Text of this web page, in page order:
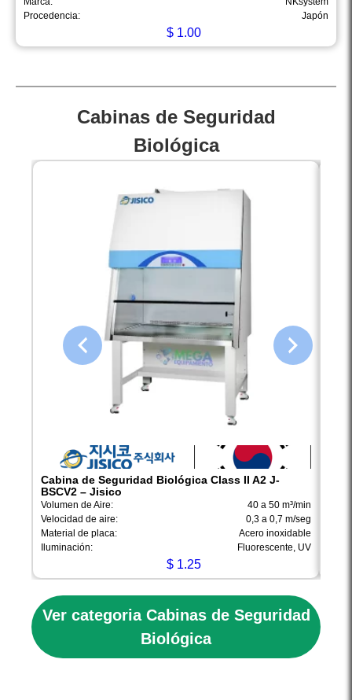
Procedencia:
Japón
$ 1.00
Cabinas de Seguridad
Biológica
Cabina de Seguridad Biológica Class II A2 J-
BSCV2 – Jisico
Volumen de Aire:
40 a 50 m³/min
Velocidad de aire:
0,3 a 0,7 m/seg
Material de placa:
Acero inoxidable
Iluminación:
Fluorescente, UV
$ 1.25
Ver categoria Cabinas de Seguridad
Biológica